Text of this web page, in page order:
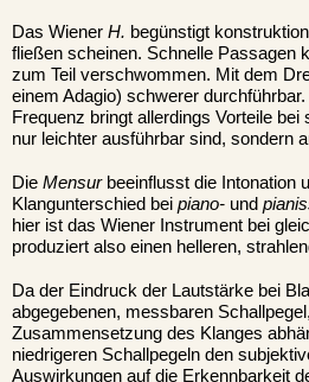
Das Wiener H. begünstigt
fließen scheinen. Schnelle Passagen
zum Teil verschwommen. Mit dem
einem Adagio) schwerer
Frequenz bringt allerdings Vorteile
nur leichter ausführbar sind, sondern
Die Mensurbeeinflusst die Intonation
Klangunterschied bei piano- und
hier ist das Wiener Instrument bei
produziert also einen helleren,
Da der Eindruck der Lautstärke bei
abgegebenen, messbaren
Zusammensetzung des Klanges
niedrigeren Schallpegeln den
Auswirkungen auf die Erkennbarkeit